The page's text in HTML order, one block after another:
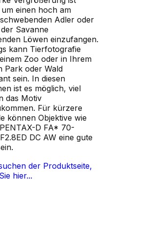
einen hoch am
Adler oder
Savanne
Löwen einzufangen.
kann Tierfotografie
Zoo oder in Ihrem
Park oder Wald
sein. In diesen
ist es möglich, viel
das Motiv
Für kürzere
können Objektive wie
D FA* 70-
DC AW eine gute
der Produktseite,
hier...